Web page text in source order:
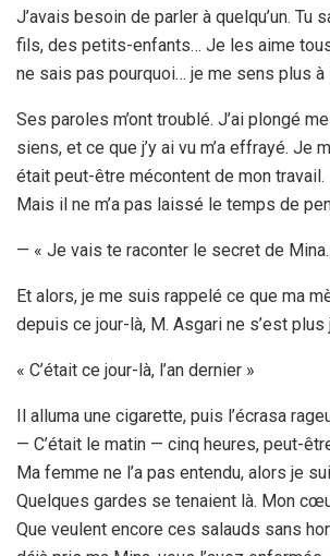
J’avais besoin de parler à quelqu’un. Tu
fils, des petits-enfants… Je les aime
ne sais pas pourquoi… je me sens plus à
Ses paroles m’ont troublé. J’ai plongé
siens, et ce que j’y ai vu m’a effrayé. Je
était peut-être mécontent de mon travail.
Mais il ne m’a pas laissé le temps de
— « Je vais te raconter le secret de Mina.
Et alors, je me suis rappelé ce que ma
depuis ce jour-là, M. Asgari ne s’est
« C’était ce jour-là, l’an dernier »
Il alluma une cigarette, puis l’écrasa
— C’était le matin — cinq heures, peut-
Ma femme ne l’a pas entendu, alors je
Quelques gardes se tenaient là. Mon
Que veulent encore ces salauds sans